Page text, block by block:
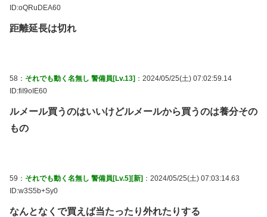
ID:oQRuDEA60
距離延長は切れ
58： それでも動く名無し 警備員[Lv.13] ：2024/05/25(土) 07:02:59.14
ID:fiI9oIE60
ルメール買うのはいいけどルメールから買うのは養分その
もの
59： それでも動く名無し 警備員[Lv.5][新] ：2024/05/25(土) 07:03:14.63
ID:w3S5b+Sy0
なんとなくで買えば当たったり外れたりする